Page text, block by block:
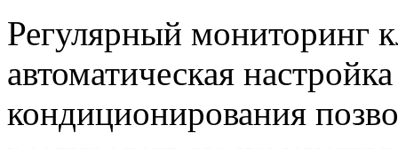
Регулярный мониторинг
автоматическая
кондиционирования